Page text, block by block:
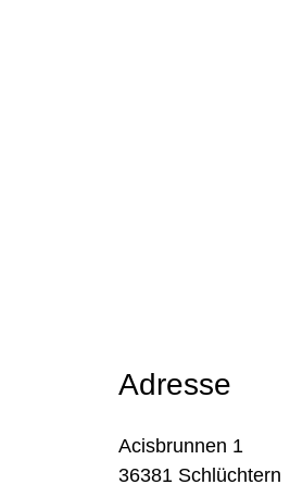
Adresse
Acisbrunnen 1
36381 Schlüchtern